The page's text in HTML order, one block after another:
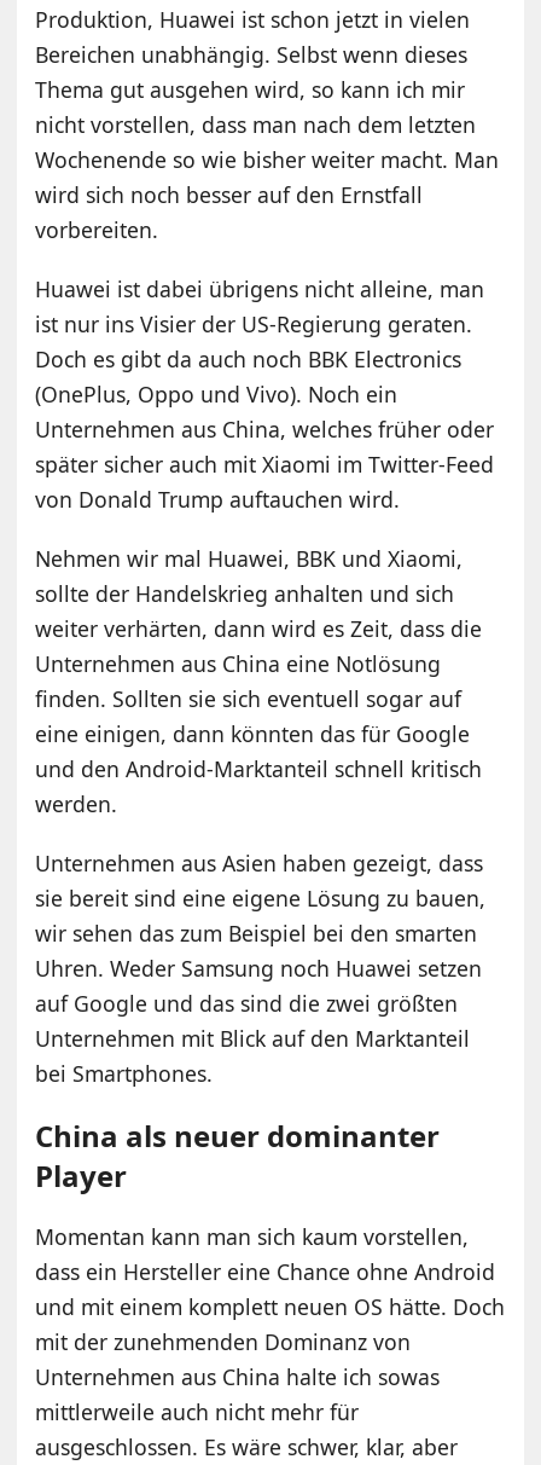
Produktion, Huawei ist schon jetzt in vielen
Bereichen unabhängig. Selbst wenn dieses
Thema gut ausgehen wird, so kann ich mir
nicht vorstellen, dass man nach dem letzten
Wochenende so wie bisher weiter macht. Man
wird sich noch besser auf den Ernstfall
vorbereiten.
Huawei ist dabei übrigens nicht alleine, man
ist nur ins Visier der US-Regierung geraten.
Doch es gibt da auch noch BBK Electronics
(OnePlus, Oppo und Vivo). Noch ein
Unternehmen aus China, welches früher oder
später sicher auch mit Xiaomi im Twitter-Feed
von Donald Trump auftauchen wird.
Nehmen wir mal Huawei, BBK und Xiaomi,
sollte der Handelskrieg anhalten und sich
weiter verhärten, dann wird es Zeit, dass die
Unternehmen aus China eine Notlösung
finden. Sollten sie sich eventuell sogar auf
eine einigen, dann könnten das für Google
und den Android-Marktanteil schnell kritisch
werden.
Unternehmen aus Asien haben gezeigt, dass
sie bereit sind eine eigene Lösung zu bauen,
wir sehen das zum Beispiel bei den smarten
Uhren. Weder Samsung noch Huawei setzen
auf Google und das sind die zwei größten
Unternehmen mit Blick auf den Marktanteil
bei Smartphones.
China als neuer dominanter
Player
Momentan kann man sich kaum vorstellen,
dass ein Hersteller eine Chance ohne Android
und mit einem komplett neuen OS hätte. Doch
mit der zunehmenden Dominanz von
Unternehmen aus China halte ich sowas
mittlerweile auch nicht mehr für
ausgeschlossen. Es wäre schwer, klar, aber